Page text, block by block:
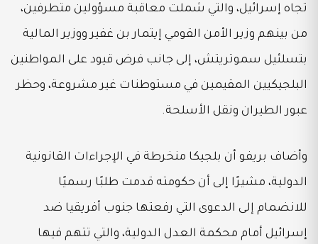
تجاه إسرائيل، والتي شملت معاقبة مسؤولين متطرفين،
من بينهم وزير الأمن القومي إيتمار بن غفير ووزير المالية
بتسلئيل سموتريتش، إلى جانب فرض قيود على المواطنين
البلجيكيين المقيمين في مستوطنات غير مشروعة، وحظر
عبور الطيران ونقل الأسلحة.
وأضاف بريفو أن بلجيكا منخرطة في الإجراءات القانونية
الدولية، مشيرًا إلى أن حكومته قدمت طلبًا رسميًا
للانضمام إلى الدعوى التي رفعتها جنوب أفريقيا ضد
إسرائيل أمام محكمة العدل الدولية، والتي تتهم فيها